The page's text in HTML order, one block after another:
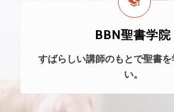
BBN聖書学院
すばらしい講師のもとで聖書
い。